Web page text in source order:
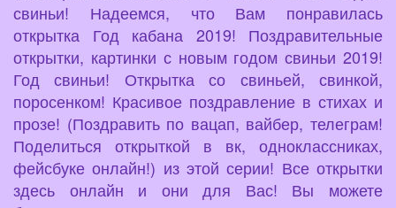
свиньи! Надеемся, что Вам понравилась
открытка Год кабана 2019! Поздравительные
открытки, картинки с новым годом свиньи 2019!
Год свиньи! Открытка со свиньей, свинкой,
поросенком! Красивое поздравление в стихах и
прозе! (Поздравить по вацап, вайбер, телеграм!
Поделиться открыткой в вк, одноклассниках,
фейсбуке онлайн!) из этой серии! Все открытки
здесь онлайн и они для Вас! Вы можете